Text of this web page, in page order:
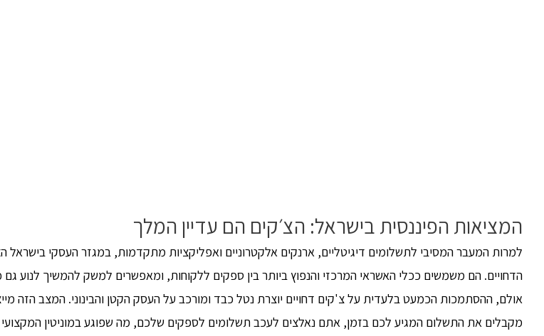
המציאות הפיננסית בישראל: הצ׳קים הם עדיין המלך
למרות המעבר המסיבי לתשלומים דיגיטליים, ארנקים אלקטרוניים ואפליקציות מתקדמות, במגזר העסקי
הדחויים. הם משמשים ככלי האשראי המרכזי והנפוץ ביותר בין ספקים ללקוחות, ומאפשרים למשק להמשיך לנוע
אולם, ההסתמכות הכמעט בלעדית על צ'קים דחויים יוצרת נטל כבד ומורכב על העסק הקטן והבינוני. המצב הזה
מקבלים את התשלום המגיע לכם בזמן, אתם נאלצים לעכב תשלומים לספקים שלכם, מה שפוגע במוניטין